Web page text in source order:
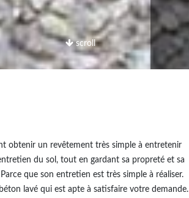
scroll
obtenir un revêtement très simple à entretenir
du sol, tout en gardant sa propreté et sa
que son entretien est très simple à réaliser.
lavé qui est apte à satisfaire votre demande.